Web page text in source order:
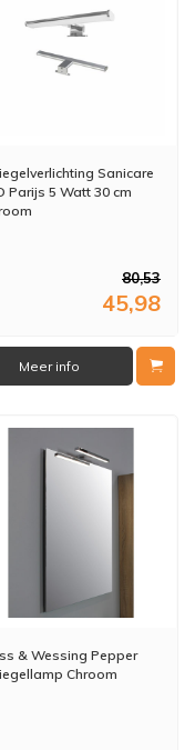
Sanicare
Parijs 5 Watt 30 cm
80,53
45,98
Meer info
& Wessing Pepper
Chroom